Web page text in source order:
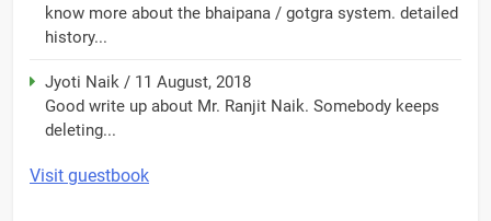
know more about the bhaipana / gotgra system. detailed
history...
Jyoti Naik / 11 August, 2018
Good write up about Mr. Ranjit Naik. Somebody keeps
deleting...
Visit guestbook